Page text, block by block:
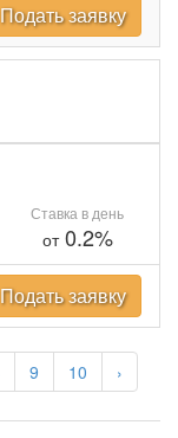
9 10 ›
Подать заявку
Ставка в день
от0.2%
Подать заявку